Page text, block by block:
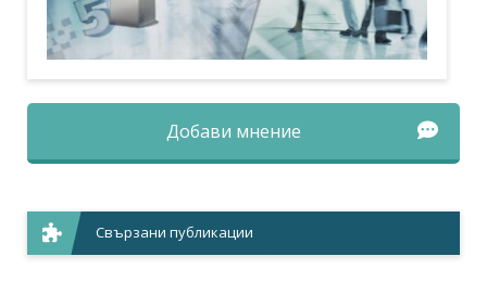
Добави мнение
Свързани публикации